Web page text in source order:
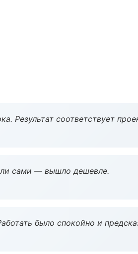
Результат соответствует
сами — вышло дешевле.
было спокойно и